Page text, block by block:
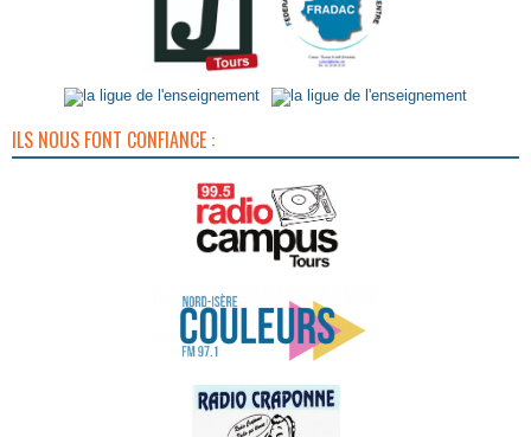
ILS NOUS FONT CONFIANCE :